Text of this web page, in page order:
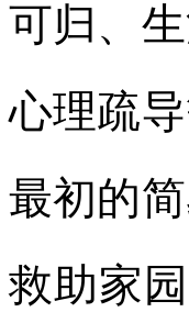
可归、
心理疏
最初的
救助家